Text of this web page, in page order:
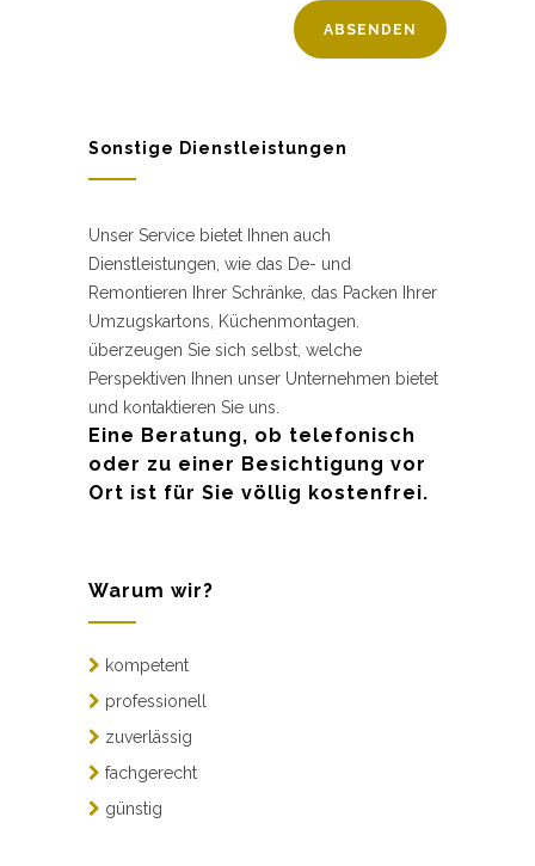
Sonstige Dienstleistungen
Unser Service bietet Ihnen auch
Dienstleistungen, wie das De- und
Remontieren Ihrer Schränke, das Packen Ihrer
Umzugskartons, Küchenmontagen.
überzeugen Sie sich selbst, welche
Perspektiven Ihnen unser Unternehmen bietet
und kontaktieren Sie uns.
Eine Beratung, ob telefonisch
oder zu einer Besichtigung vor
Ort ist für Sie völlig kostenfrei.
Warum wir?
kompetent
professionell
zuverlässig
fachgerecht
günstig